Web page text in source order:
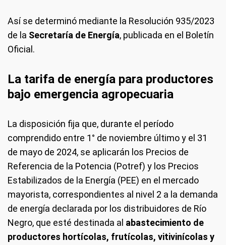
Así se determinó mediante la Resolución 935/2023
de la Secretaría de Energía, publicada en el Boletín
Oficial.
La tarifa de energía para productores
bajo emergencia agropecuaria
La disposición fija que, durante el período
comprendido entre 1° de noviembre último y el 31
de mayo de 2024, se aplicarán los Precios de
Referencia de la Potencia (Potref) y los Precios
Estabilizados de la Energía (PEE) en el mercado
mayorista, correspondientes al nivel 2 a la demanda
de energía declarada por los distribuidores de Río
Negro, que esté destinada al abastecimiento de
productores hortícolas, frutícolas, vitivinícolas y